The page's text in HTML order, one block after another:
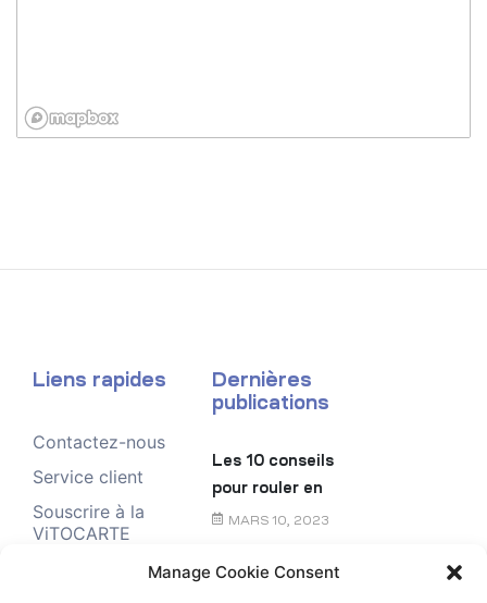
Manage Cookie Consent
Liens rapides
Contactez-nous
Service client
Souscrire à la
ViTOCARTE
Dernières
publications
Les 10 conseils
pour rouler en
toute sécurité
MARS 10, 2023
Le chèque